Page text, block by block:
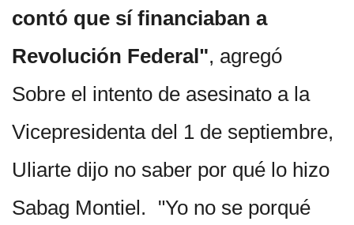
contó que sí financiaban a
Revolución Federal", agregó
Sobre el intento de asesinato a la
Vicepresidenta del 1 de septiembre,
Uliarte dijo no saber por qué lo hizo
Sabag Montiel. "Yo no se porqué